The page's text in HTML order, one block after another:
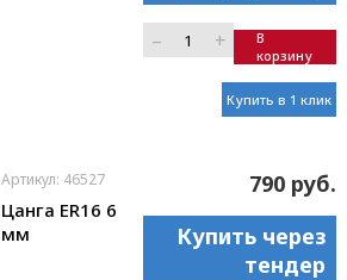
– +
В
корзину
Купить в 1 клик
Артикул: 46527
Цанга ER16 6
мм
790 руб.
Купить через
тендер